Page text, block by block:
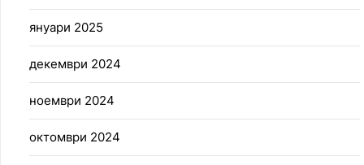
януари 2025
декември 2024
ноември 2024
октомври 2024